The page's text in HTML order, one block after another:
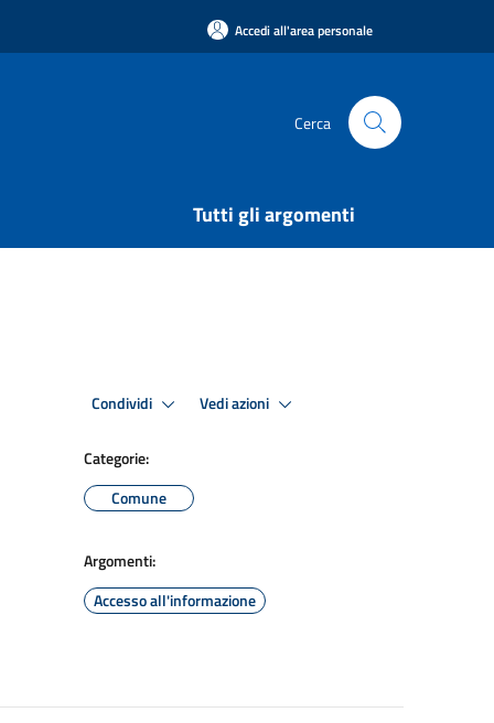
Accedi all'area personale
Cerca
Tutti gli argomenti
Condividi Vedi azioni
Categorie:
Comune
Argomenti:
Accesso all'informazione